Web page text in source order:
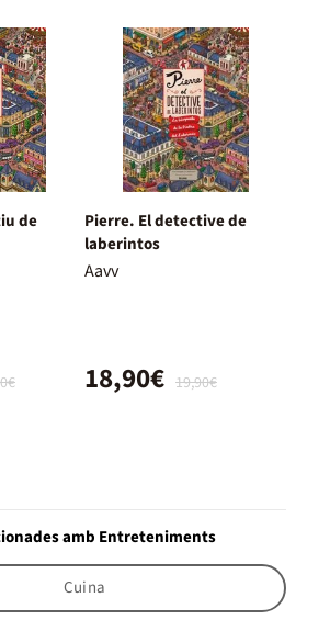
de
Pierre. El detective de
laberintos
Aavv
19,90€
18,90€
amb Entreteniments
Cuina